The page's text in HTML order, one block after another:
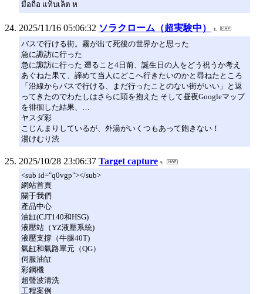
มือถือ แท็บเล็ต ห
2025/11/16 05:06:32 ソラクローム（超実験中）
バスで行ける街。霧が出て死後の世界かと思った
急に諏訪に行った
急に諏訪に行った 遡ること4日前、誕生日の人をどう祝うか考え
あぐねた果て、諦めて当人にどこへ行きたいのかと尋ねたところ
「沿線からバスで行ける、まだ行ったことのない街がいい」と返
ってきたのでわたしはさらに頭を抱えた そして昼夜Googleマップ
を徘徊した結果、…
ヤスダ彩
こじんまりしているが、外湯がいくつもあって飽きない！
湯けむり渋
2025/10/28 23:06:37 Target capture
<sub id="q0vgp"></sub>
網站首頁
關于我們
產品中心
油缸(CJT140和HSG)
液壓站（YZ液壓系統)
液壓支撐（牛腿40T)
氣缸和氣路單元（QG）
伺服油缸
彩鋼機
超聲波清洗
工程案例